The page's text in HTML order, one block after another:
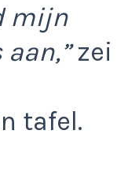
mijn
zei
tafel.